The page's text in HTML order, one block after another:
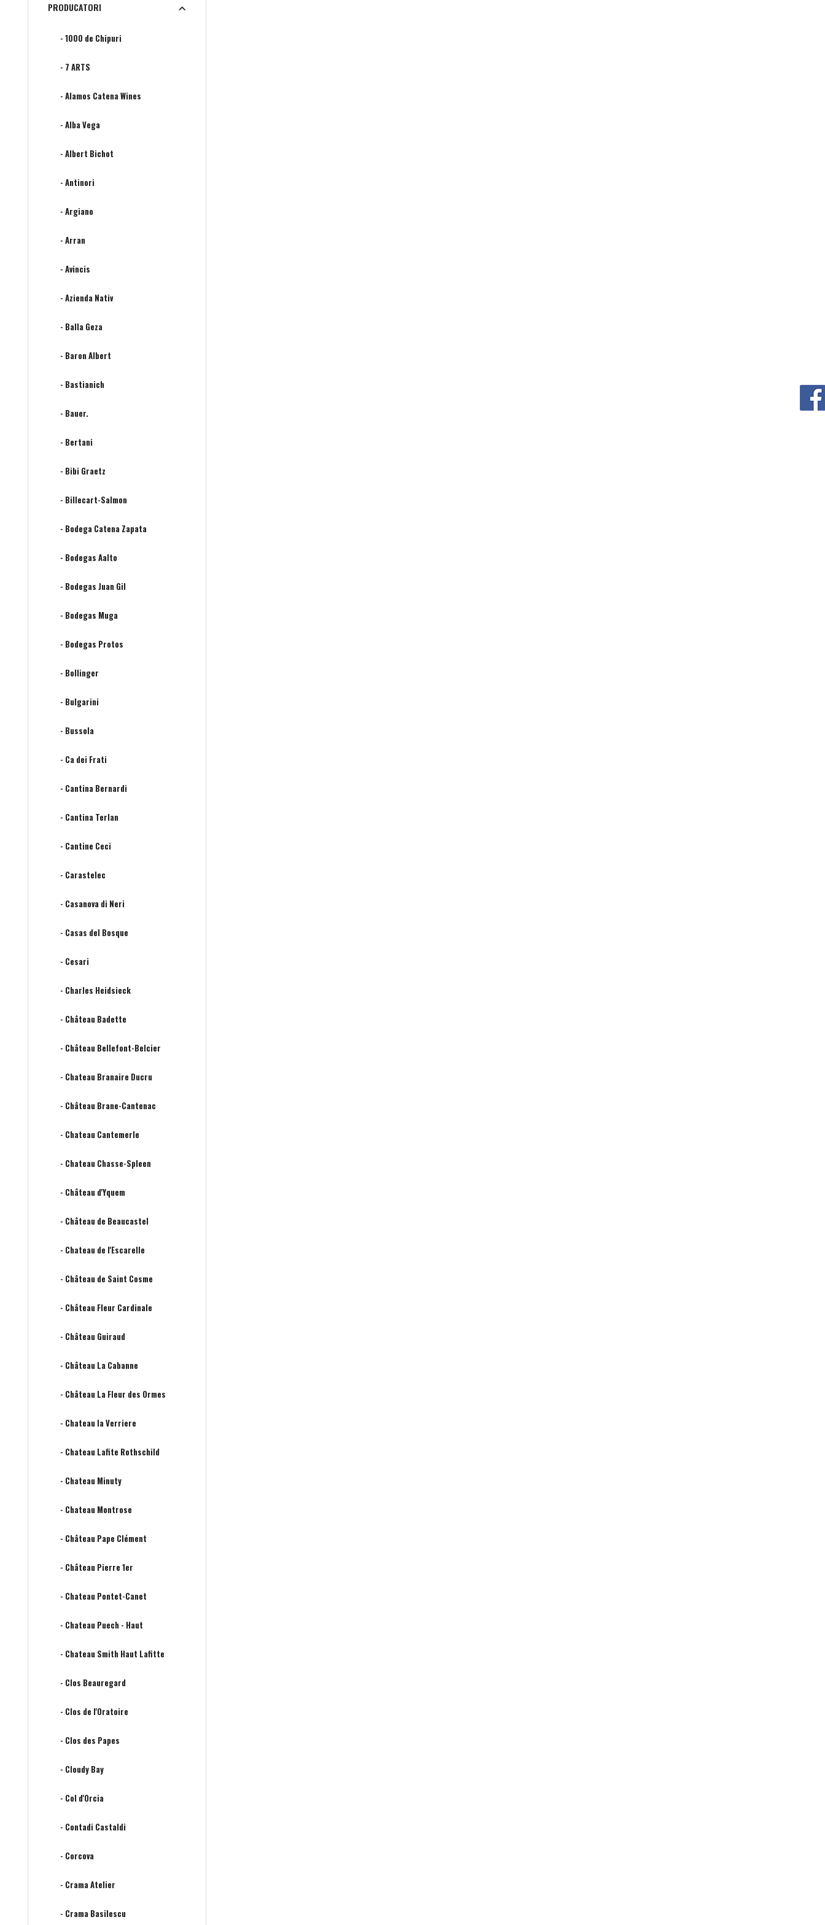
PRODUCATORI
- 1000 de Chipuri
- 7 ARTS
- Alamos Catena Wines
- Alba Vega
- Albert Bichot
- Antinori
- Argiano
- Arran
- Avincis
- Azienda Nativ
- Balla Geza
- Baron Albert
- Bastianich
- Bauer.
- Bertani
- Bibi Graetz
- Billecart-Salmon
- Bodega Catena Zapata
- Bodegas Aalto
- Bodegas Juan Gil
- Bodegas Muga
- Bodegas Protos
- Bollinger
- Bulgarini
- Bussola
- Ca dei Frati
- Cantina Bernardi
- Cantina Terlan
- Cantine Ceci
- Carastelec
- Casanova di Neri
- Casas del Bosque
- Cesari
- Charles Heidsieck
- Château Badette
- Château Bellefont-Belcier
- Chateau Branaire Ducru
- Château Brane-Cantenac
- Chateau Cantemerle
- Chateau Chasse-Spleen
- Château d'Yquem
- Château de Beaucastel
- Chateau de l'Escarelle
- Château de Saint Cosme
- Château Fleur Cardinale
- Château Guiraud
- Château La Cabanne
- Château La Fleur des Ormes
- Chateau la Verriere
- Chateau Lafite Rothschild
- Chateau Minuty
- Chateau Montrose
- Château Pape Clément
- Château Pierre 1er
- Chateau Pontet-Canet
- Chateau Puech - Haut
- Chateau Smith Haut Lafitte
- Clos Beauregard
- Clos de l'Oratoire
- Clos des Papes
- Cloudy Bay
- Col d'Orcia
- Contadi Castaldi
- Corcova
- Crama Atelier
- Crama Basilescu